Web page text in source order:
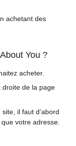
achetant des
You ?
acheter.
droite de la page
il faut d’abord
votre adresse.